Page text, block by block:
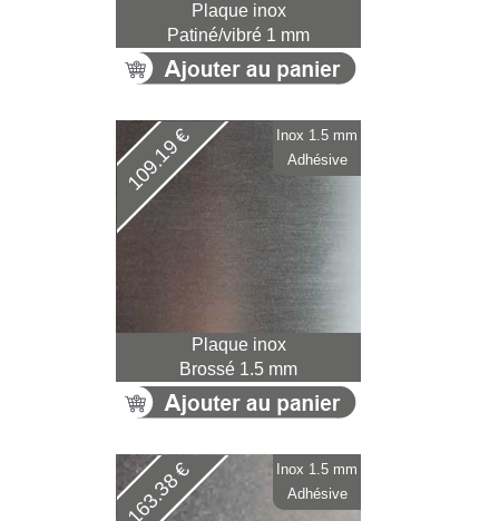
Plaque inox
Patiné/vibré 1 mm
Plaque inox
Brossé 1.5 mm
109.19 €
Inox 1.5 mm
Adhésive
163.38 €
Inox 1.5 mm
Adhésive